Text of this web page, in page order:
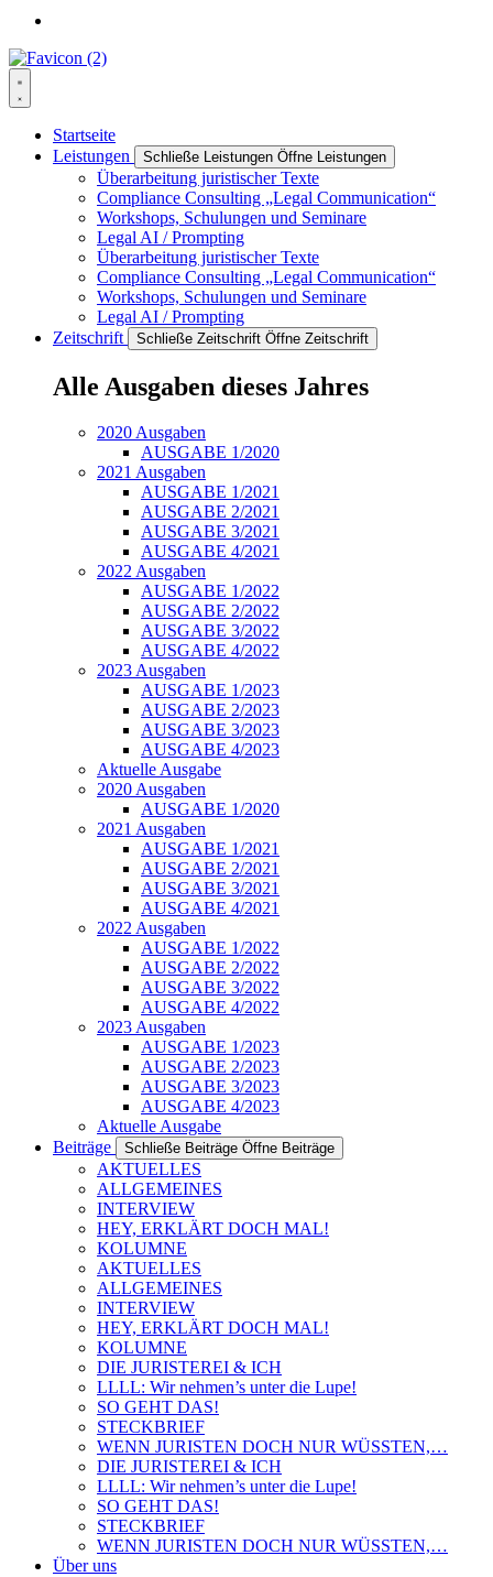
Startseite
Leistungen
Schließe Leistungen Öffne Leistungen
Überarbeitung juristischer Texte
Compliance Consulting „Legal Communication“
Workshops, Schulungen und Seminare
Legal AI / Prompting
Überarbeitung juristischer Texte
Compliance Consulting „Legal Communication“
Workshops, Schulungen und Seminare
Legal AI / Prompting
Zeitschrift
Schließe Zeitschrift Öffne Zeitschrift
Alle Ausgaben dieses Jahres
2020 Ausgaben
AUSGABE 1/2020
2021 Ausgaben
AUSGABE 1/2021
AUSGABE 2/2021
AUSGABE 3/2021
AUSGABE 4/2021
2022 Ausgaben
AUSGABE 1/2022
AUSGABE 2/2022
AUSGABE 3/2022
AUSGABE 4/2022
2023 Ausgaben
AUSGABE 1/2023
AUSGABE 2/2023
AUSGABE 3/2023
AUSGABE 4/2023
Aktuelle Ausgabe
2020 Ausgaben
AUSGABE 1/2020
2021 Ausgaben
AUSGABE 1/2021
AUSGABE 2/2021
AUSGABE 3/2021
AUSGABE 4/2021
2022 Ausgaben
AUSGABE 1/2022
AUSGABE 2/2022
AUSGABE 3/2022
AUSGABE 4/2022
2023 Ausgaben
AUSGABE 1/2023
AUSGABE 2/2023
AUSGABE 3/2023
AUSGABE 4/2023
Aktuelle Ausgabe
Beiträge
Schließe Beiträge Öffne Beiträge
AKTUELLES
ALLGEMEINES
INTERVIEW
HEY, ERKLÄRT DOCH MAL!
KOLUMNE
AKTUELLES
ALLGEMEINES
INTERVIEW
HEY, ERKLÄRT DOCH MAL!
KOLUMNE
DIE JURISTEREI & ICH
LLLL: Wir nehmen’s unter die Lupe!
SO GEHT DAS!
STECKBRIEF
WENN JURISTEN DOCH NUR WÜSSTEN,…
DIE JURISTEREI & ICH
LLLL: Wir nehmen’s unter die Lupe!
SO GEHT DAS!
STECKBRIEF
WENN JURISTEN DOCH NUR WÜSSTEN,…
Über uns